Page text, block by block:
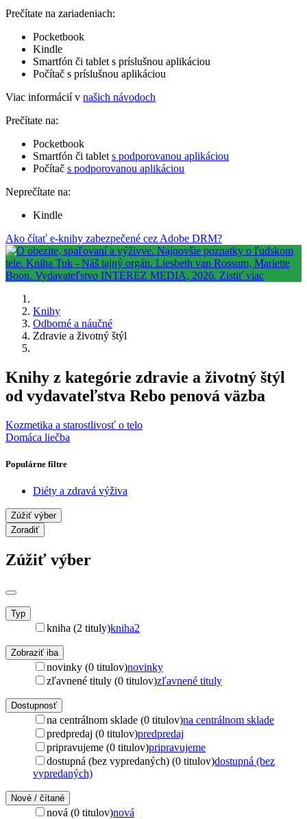
Prečítate na zariadeniach:
Pocketbook
Kindle
Smartfón či tablet s príslušnou aplikáciou
Počítač s príslušnou aplikáciou
Viac informácií v našich návodoch
Prečítate na:
Pocketbook
Smartfón či tablet s podporovanou aplikáciou
Počítač s podporovanou aplikáciou
Neprečítate na:
Kindle
Ako čítať e-knihy zabezpečené cez Adobe DRM?
Knihy
Odborné a náučné
Zdravie a životný štýl
Knihy z kategórie zdravie a životný štýl
od vydavateľstva Rebo penová väzba
Kozmetika a starostlivosť o telo
Domáca liečba
Populárne filtre
Diéty a zdravá výživa
Zúžiť výber
Zoradiť
Zúžiť výber
Typ
kniha (2 tituly)kniha2
Zobraziť iba
novinky (0 titulov)novinky
zľavnené tituly (0 titulov)zľavnené tituly
Dostupnosť
na centrálnom sklade (0 titulov)na centrálnom sklade
predpredaj (0 titulov)predpredaj
pripravujeme (0 titulov)pripravujeme
dostupná (bez vypredaných) (0 titulov)dostupná (bez
vypredaných)
Nové / čítané
nová (0 titulov)nová